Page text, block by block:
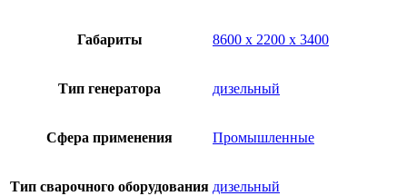
Габариты 8600 х 2200 х 3400
Тип генератора дизельный
Сфера применения Промышленные
Тип сварочного оборудования дизельный